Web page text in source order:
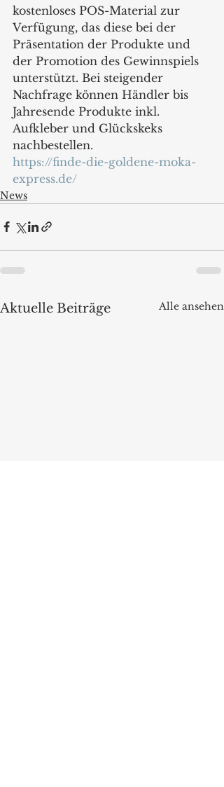
kostenloses POS-Material zur
Verfügung, das diese bei der
Präsentation der Produkte und
der Promotion des Gewinnspiels
unterstützt. Bei steigender
Nachfrage können Händler bis
Jahresende Produkte inkl.
Aufkleber und Glückskeks
nachbestellen.
https://finde-die-goldene-moka-
express.de/
News
Aktuelle Beiträge Alle ansehen